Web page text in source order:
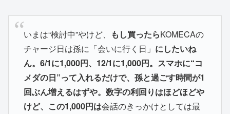
いまは“検討中”やけど、 もし買ったらKOMECAの
チャージ日は孫に「会いに行く日」 にしたいね
ん。6/1に1,000円、12/1に1,000円。スマホに“コ
メダの日”って入れるだけで、孫と過ごす時間が1
回ぶん増えるはずや。数字の利回りはほどほどや
けど、この1,000円は会話のきっかけとしては最